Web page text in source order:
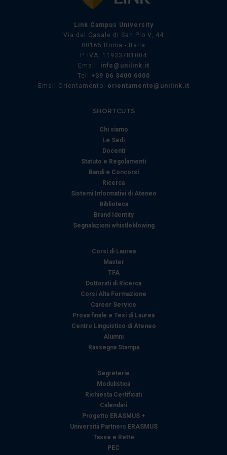
annunci, per fornire funzionalità dei social media e per
analizzare il nostro traffico. Condividiamo inoltre
informazioni sul modo in cui utilizza il nostro sito con i
nostri partner che si occupano di analisi dei dati web,
pubblicità e social media, i quali potrebbero combinarle
con altre informazioni che ha fornito loro o che hanno
raccolto dal suo utilizzo dei loro servizi.
Link Campus University
Via del Casale di San Pio V, 44
00165 Roma - Italia
P. IVA: 11933781004
Email: info@unilink.it
Tel: +39 06 3400 6000
Email Orientamento: orientamento@unilink.it
SHORTCUTS
Chi siamo
Le Sedi
Docenti
Statuto e Regolamenti
Bandi e Concorsi
Ricerca
Sistemi Informativi di Ateneo
Biblioteca
Brand Identity
Segnalazioni whistleblowing
Corsi di Laurea
Master
TFA
Dottorati di Ricerca
Corsi Alta Formazione
Career Service
Prova finale e Tesi di Laurea
Centro Linguistico di Ateneo
Alumni
Rassegna Stampa
Segreterie
Modulistica
Richiesta Certificati
Calendari
Progetto ERASMUS +
Università Partners ERASMUS
Tasse e Rette
PEC